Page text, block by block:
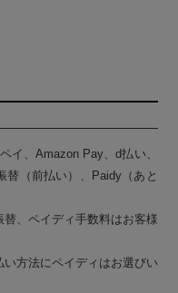
イ、Amazon Pay、d払い、
替（前払い）、Paidy（あと
、ペイディ手数料はお客様
方法にペイディはお選びい